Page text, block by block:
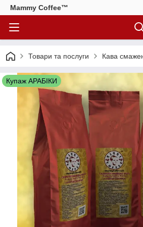
Mammy Coffee™
Товари та послуги Кава
Купаж АРАБІКИ